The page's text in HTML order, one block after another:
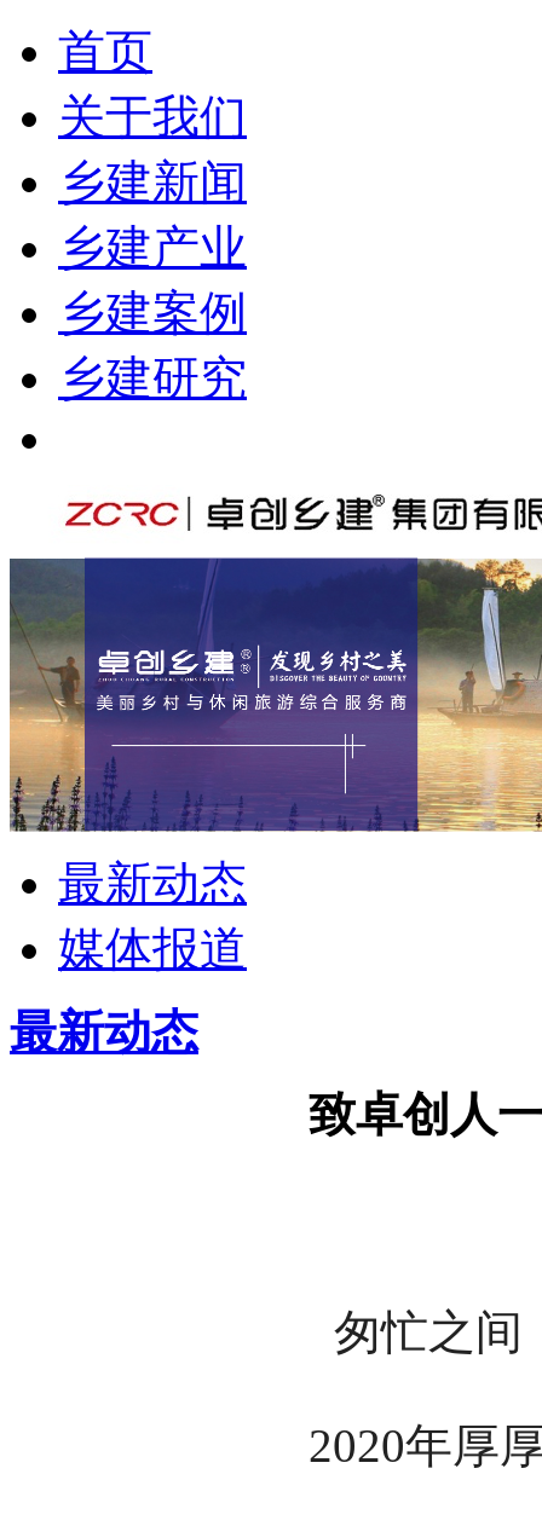
首页
关于我们
乡建新闻
乡建产业
乡建案例
乡建研究
最新动态
媒体报道
最新动态
致卓创人
匆忙之间
2020年厚